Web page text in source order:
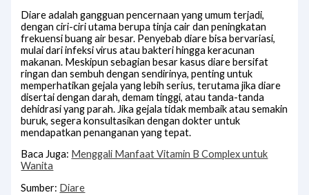
Diare adalah gangguan pencernaan yang umum terjadi,
dengan ciri-ciri utama berupa tinja cair dan peningkatan
frekuensi buang air besar. Penyebab diare bisa bervariasi,
mulai dari infeksi virus atau bakteri hingga keracunan
makanan. Meskipun sebagian besar kasus diare bersifat
ringan dan sembuh dengan sendirinya, penting untuk
memperhatikan gejala yang lebih serius, terutama jika diare
disertai dengan darah, demam tinggi, atau tanda-tanda
dehidrasi yang parah. Jika gejala tidak membaik atau semakin
buruk, segera konsultasikan dengan dokter untuk
mendapatkan penanganan yang tepat.
Baca Juga: Menggali Manfaat Vitamin B Complex untuk
Wanita
Sumber: Diare